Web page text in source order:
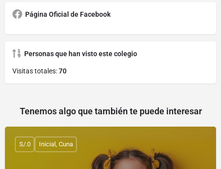
Página Oficial de Facebook
Personas que han visto este colegio
Visitas totales:70
Tenemos algo que también te puede interesar
S/.0 Inicial, Cuna